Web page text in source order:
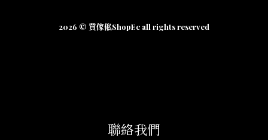
2026 © 買傢俬ShopEc all rights reserved
聯絡我們